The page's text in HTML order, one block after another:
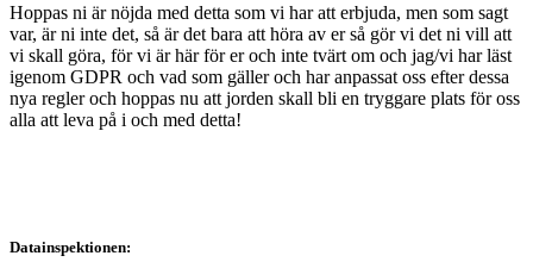
Hoppas ni är nöjda med detta som vi har att erbjuda, men som sagt
var, är ni inte det, så är det bara att höra av er så gör vi det ni vill att
vi skall göra, för vi är här för er och inte tvärt om och jag/vi har läst
igenom GDPR och vad som gäller och har anpassat oss efter dessa
nya regler och hoppas nu att jorden skall bli en tryggare plats för oss
alla att leva på i och med detta!
Datainspektionen: